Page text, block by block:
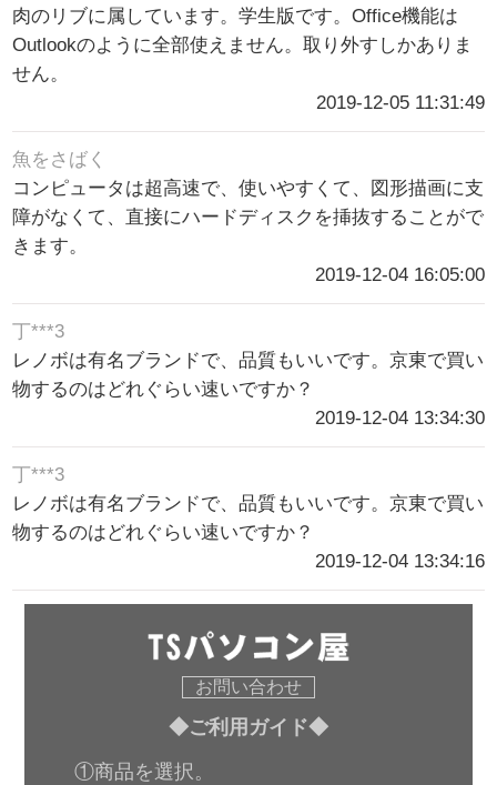
肉のリブに属しています。学生版です。Office機能は
Outlookのように全部使えません。取り外すしかありま
せん。
2019-12-05 11:31:49
魚をさばく
コンピュータは超高速で、使いやすくて、図形描画に支
障がなくて、直接にハードディスクを挿抜することがで
きます。
2019-12-04 16:05:00
丁***3
レノボは有名ブランドで、品質もいいです。京東で買い
物するのはどれぐらい速いですか？
2019-12-04 13:34:30
丁***3
レノボは有名ブランドで、品質もいいです。京東で買い
物するのはどれぐらい速いですか？
2019-12-04 13:34:16
お問い合わせ
◆ご利用ガイド◆
①商品を選択。